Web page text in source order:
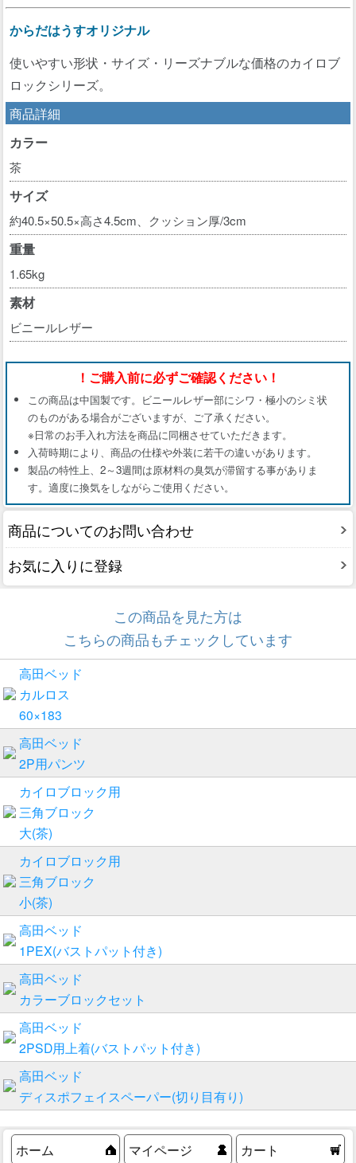
からだはうすオリジナル
使いやすい形状・サイズ・リーズナブルな価格のカイロブ
ロックシリーズ。
商品詳細
カラー
茶
サイズ
約40.5×50.5×高さ4.5cm、クッション厚/3cm
重量
1.65kg
素材
ビニールレザー
！ご購入前に必ずご確認ください！
この商品は中国製です。ビニールレザー部にシワ・極小のシミ状
のものがある場合がございますが、ご了承ください。
※日常のお手入れ方法を商品に同梱させていただきます。
入荷時期により、商品の仕様や外装に若干の違いがあります。
製品の特性上、2～3週間は原材料の臭気が滞留する事がありま
す。適度に換気をしながらご使用ください。
商品についてのお問い合わせ
お気に入りに登録
この商品を見た方は
こちらの商品もチェックしています
高田ベッド
カルロス
60×183
高田ベッド
2P用パンツ
カイロブロック用
三角ブロック
大(茶)
カイロブロック用
三角ブロック
小(茶)
高田ベッド
1PEX(バストパット付き)
高田ベッド
カラーブロックセット
高田ベッド
2PSD用上着(バストパット付き)
高田ベッド
ディスポフェイスペーパー(切り目有り)
ホーム マイページ カート